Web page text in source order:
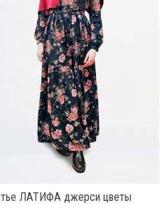
ЛАТИФА джерси цветы